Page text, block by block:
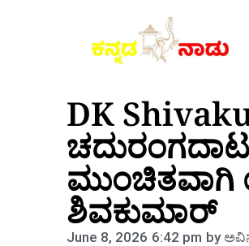
DK
ಮುಂಚಿತವಾಗಿ
ಶಿವಕುಮಾರ್
June 8, 2026 6:42 pm by